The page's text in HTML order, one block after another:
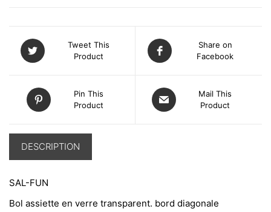
Tweet This
Product
Share on
Facebook
Pin This
Product
Mail This
Product
DESCRIPTION
SAL-FUN
Bol assiette en verre transparent. bord diagonale